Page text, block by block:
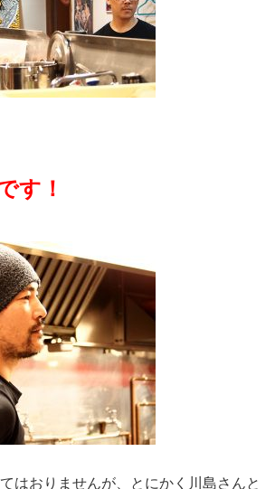
す！
はおりませんが、とにかく川島さんと